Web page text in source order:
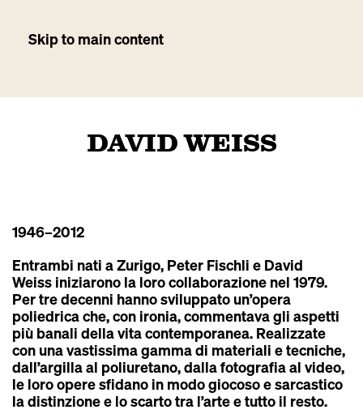
Skip to main content
DAVID WEISS
1946–2012
Entrambi nati a Zurigo, Peter Fischli e David
Weiss iniziarono la loro collaborazione nel 1979.
Per tre decenni hanno sviluppato un’opera
poliedrica che, con ironia, commentava gli aspetti
più banali della vita contemporanea. Realizzate
con una vastissima gamma di materiali e tecniche,
dall’argilla al poliuretano, dalla fotografia al video,
le loro opere sfidano in modo giocoso e sarcastico
la distinzione e lo scarto tra l’arte e tutto il resto.